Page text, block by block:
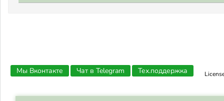
Мы Вконтакте Чат в Telegram Тех.поддержка